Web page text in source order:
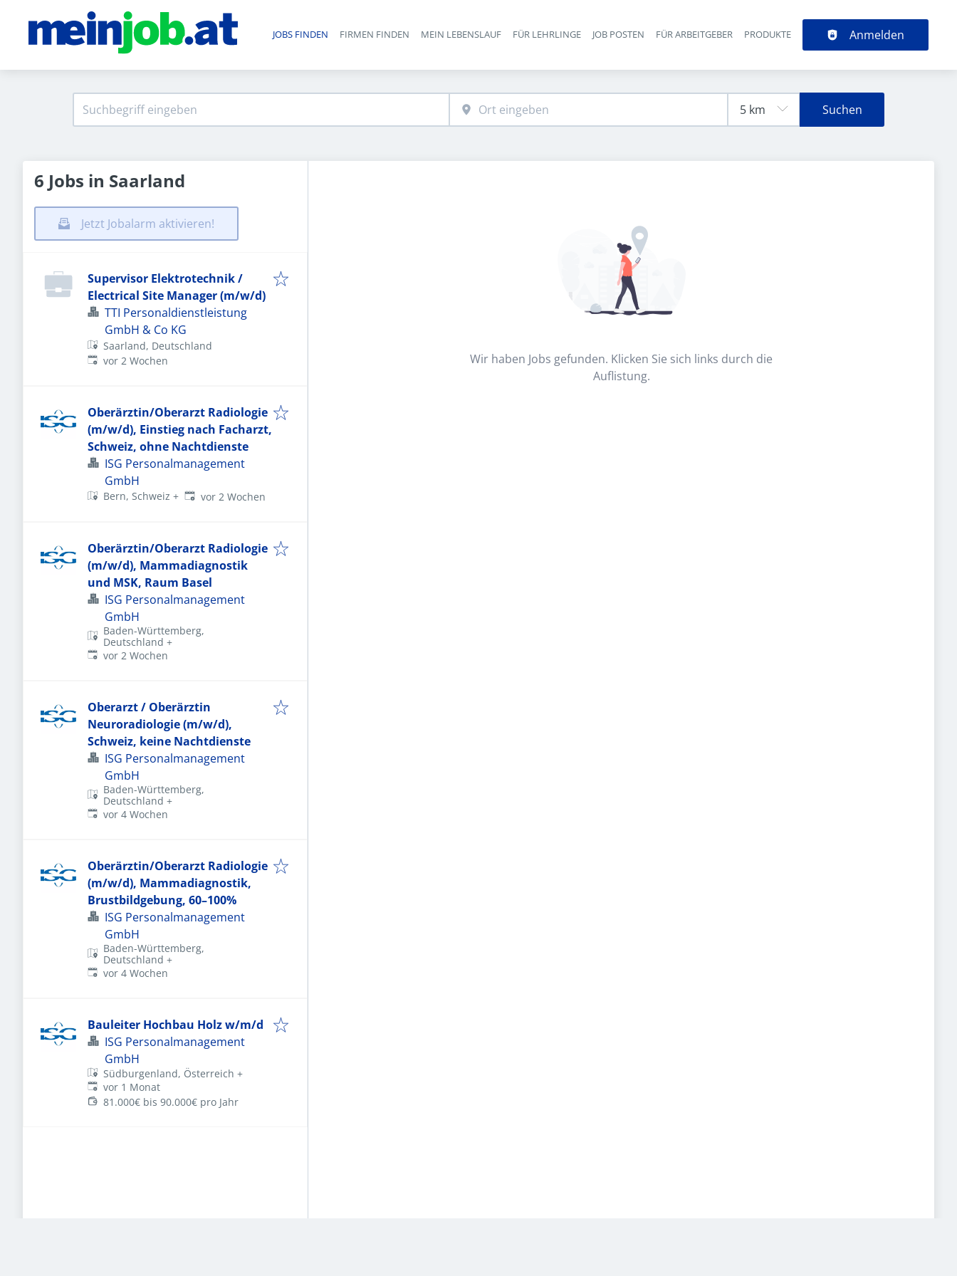
Haupt-Navigation
JOBS FINDEN FIRMEN FINDEN MEIN LEBENSLAUF FÜR LEHRLINGE JOB POSTEN FÜR ARBEITGEBER PRODUKTE Anmelden
Suchen
6 Jobs in Saarland
Jetzt Jobalarm aktivieren!
Supervisor Elektrotechnik /
Electrical Site Manager (m/w/d)
TTI Personaldienstleistung
GmbH & Co KG
Saarland, Deutschland
Veröffentlicht:
vor 2 Wochen
Oberärztin/Oberarzt Radiologie
(m/w/d), Einstieg nach Facharzt,
Schweiz, ohne Nachtdienste
ISG Personalmanagement
GmbH
Bern, Schweiz + Veröffentlicht:
vor 2 Wochen
Oberärztin/Oberarzt Radiologie
(m/w/d), Mammadiagnostik
und MSK, Raum Basel
ISG Personalmanagement
GmbH
Baden-Württemberg,
Deutschland +
Veröffentlicht:
vor 2 Wochen
Oberarzt / Oberärztin
Neuroradiologie (m/w/d),
Schweiz, keine Nachtdienste
ISG Personalmanagement
GmbH
Baden-Württemberg,
Deutschland +
Veröffentlicht:
vor 4 Wochen
Oberärztin/Oberarzt Radiologie
(m/w/d), Mammadiagnostik,
Brustbildgebung, 60–100%
ISG Personalmanagement
GmbH
Baden-Württemberg,
Deutschland +
Veröffentlicht:
vor 4 Wochen
Bauleiter Hochbau Holz w/m/d
ISG Personalmanagement
GmbH
Südburgenland, Österreich +
Veröffentlicht:
vor 1 Monat
81.000€ bis 90.000€ pro Jahr
Wir haben Jobs gefunden. Klicken Sie sich links durch die
Auflistung.